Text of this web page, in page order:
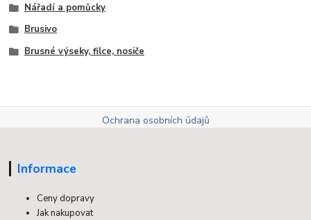
Nářadí a pomůcky
Brusivo
Brusné výseky, filce, nosiče
Ochrana osobních údajů
Informace
Ceny dopravy
Jak nakupovat